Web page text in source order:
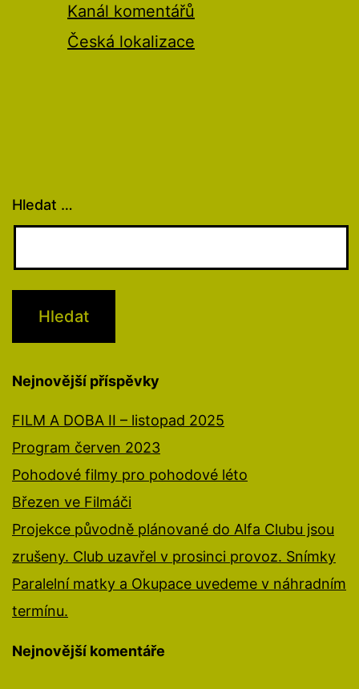
Kanál komentářů
Česká lokalizace
Hledat …
Nejnovější příspěvky
FILM A DOBA II – listopad 2025
Program červen 2023
Pohodové filmy pro pohodové léto
Březen ve Filmáči
Projekce původně plánované do Alfa Clubu jsou
zrušeny. Club uzavřel v prosinci provoz. Snímky
Paralelní matky a Okupace uvedeme v náhradním
termínu.
Nejnovější komentáře